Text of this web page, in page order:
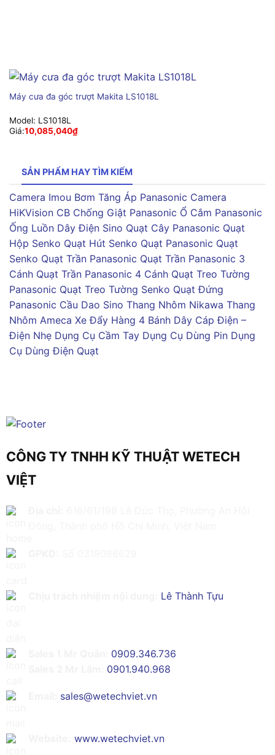
Máy cưa đa góc trượt Makita LS1018L
Model: LS1018L
Giá:10,085,040₫
SẢN PHẨM HAY TÌM KIẾM
Camera Imou Bơm Tăng Áp Panasonic Camera
HiKVision CB Chống Giật Panasonic Ổ Cắm Panasonic
Ống Luồn Dây Điện Sino Quạt Cây Panasonic Quạt
Hộp Senko Quạt Hút Senko Quạt Panasonic Quạt
Senko Quạt Trần Panasonic Quạt Trần Panasonic 3
Cánh Quạt Trần Panasonic 4 Cánh Quạt Treo Tường
Panasonic Quạt Treo Tường Senko Quạt Đứng
Panasonic Cầu Dao Sino Thang Nhôm Nikawa Thang
Nhôm Ameca Xe Đẩy Hàng 4 Bánh Dây Cáp Điện –
Điện Nhẹ Dụng Cụ Cầm Tay Dụng Cụ Dùng Pin Dụng
Cụ Dùng Điện Quạt
CÔNG TY TNHH KỸ THUẬT WETECH
VIỆT
Lê Thành Tựu
0909.346.736
0901.940.968
sales@wetechviet.vn
www.wetechviet.vn